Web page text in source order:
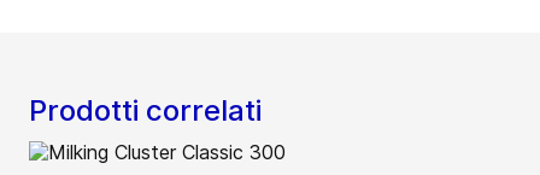
Prodotti correlati